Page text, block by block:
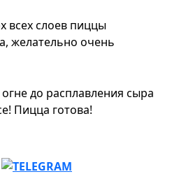
всех слоев пиццы
желательно очень
до расплавления сыра
Пицца готова!